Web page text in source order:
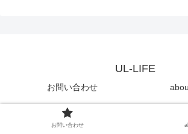
UL-LIFE
お問い合わせ
お問い合わせ